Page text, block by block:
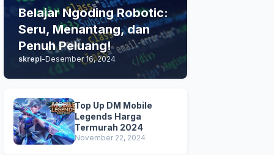
Belajar Ngoding Robotic:
Seru, Menantang, dan
Penuh Peluang!
skrepi-Desember 16, 2024
Top Up DM Mobile
Legends Harga
Termurah 2024
November 22, 2024